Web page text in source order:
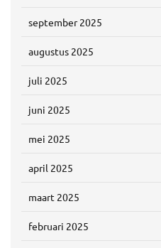
september 2025
augustus 2025
juli 2025
juni 2025
mei 2025
april 2025
maart 2025
februari 2025